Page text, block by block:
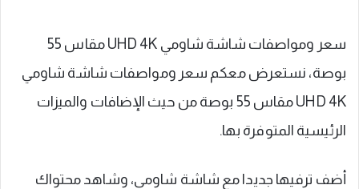
سعر ومواصفات شاشة شاومي UHD 4K مقاس 55
بوصة، نستعرض معكم سعر ومواصفات شاشة شاومي
UHD 4K مقاس 55 بوصة من حيث الإضافات والميزات
الرئيسية المتوفرة بها.
أضف ترفيها جديدا مع شاشة شاومي، وشاهد محتواك